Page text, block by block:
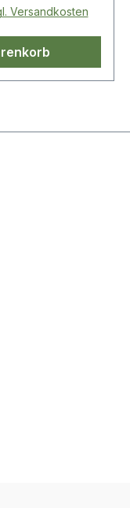
Versandkosten